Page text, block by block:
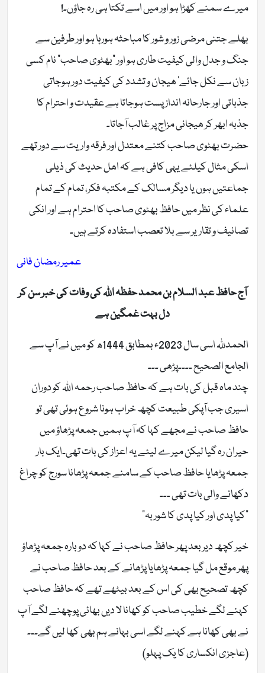
میرے سمنے کھڑا ہو اور میں اسے تکتا ہی رہ جاؤں۔!
بھلے جتنی مرضی زور و شور کا مباحثہ ہورہا ہو اور طرفین سے
جنگ و جدل والی کیفیت طاری ہو اور “بھٹوی صاحب” نام کسی
زبان سے نکل جائے’ ھیجان و تشدد کی کیفیت دور ہوجاتی
جذباتی اور جارحانہ انداز پست ہوجاتا ہے عقیدت و احترام کا
جذبہ ابھر کر ھیجانی مزاج پر غالب آجاتا۔
حضرت بھٹوی صاحب کتنے معتدل اور فرقہ واریت سے دور تھے
اسکی مثال کیلئے یہی کافی ہے کہ اھل حدیث کی ذیلی
جماعتیں ہوں یا دیگر مسالک کے مکتبہ فکر، تمام کے تمام
علماء کی نظر میں حافظ بھٹوی صاحب کا احترام ہے اور انکی
تصانیف و تقاریر سے بلا تعصب استفادہ کرتے ہیں۔
عمیر رمضان فانی
آج حافظ عبد السلام بن محمد حفظہ اللہ کی وفات کی خبر سن کر
دل بہت غمگین ہے
الحمدللہ اسی سال 2023ء بمطابق 1444ھ کو میں نے آپ سے
الجامع الصحیح ۔۔۔۔پڑھی ۔۔۔
چند ماہ قبل کی بات ہے کہ حافظ صاحب رحمہ اللہ کو دوران
اسیری جب آپکی طبیعت کچھ خراب ہونا شروع ہوئی تھی تو
حافظ صاحب نے مجھے کہا کہ آپ ہمیں جمعہ پڑھاؤ میں
حیران رہ گیا لیکن میرے لیئے یہ اعزاز کی بات تھی۔ایک بار
جمعہ پڑھایا حافظ صاحب کے سامنے جمعہ پڑھانا سورج کو چراغ
دکھانے والی بات تھی ۔۔۔
“کیا پدی اور کیا پدی کا شوربہ”
خیر کچھ دیر بعد پھر حافظ صاحب نے کہا کہ دوبارہ جمعہ پڑھاؤ
پھر موقع مل گیا جمعہ پڑھایا پڑھانے کے بعد حافظ صاحب نے
کچھ تصحیح بھی کی اس کے بعد بیٹھے تھے کہ حافظ صاحب
کہنے لگے خطیب صاحب کو کھانا لا دیں بھائی پوچھنے لگے آپ
نے بھی کھانا ہے کہنے لگے اسی بہانے ہم بھی کھا لیں گے۔۔۔
(عاجزی انکساری کا یک پہلو)